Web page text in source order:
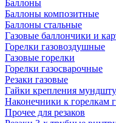
Баллоны
Баллоны композитные
Баллоны стальные
Газовые баллончики и
Горелки газовоздушные
Газовые горелки
Горелки газосварочные
Резаки газовые
Гайки крепления
Наконечники к горелкам
Прочее для резаков